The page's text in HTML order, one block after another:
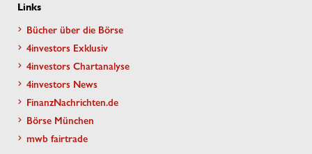
Links
Bücher über die Börse
4investors Exklusiv
4investors Chartanalyse
4investors News
FinanzNachrichten.de
Börse München
mwb fairtrade